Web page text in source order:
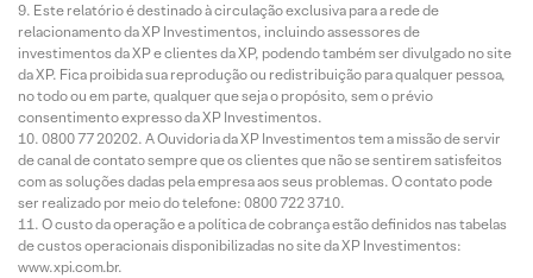
Este relatório é destinado à circulação exclusiva para a rede de
relacionamento da XP Investimentos, incluindo assessores de
investimentos da XP e clientes da XP, podendo também ser divulgado no site
da XP. Fica proibida sua reprodução ou redistribuição para qualquer pessoa,
no todo ou em parte, qualquer que seja o propósito, sem o prévio
consentimento expresso da XP Investimentos.
0800 77 20202. A Ouvidoria da XP Investimentos tem a missão de servir
de canal de contato sempre que os clientes que não se sentirem satisfeitos
com as soluções dadas pela empresa aos seus problemas. O contato pode
ser realizado por meio do telefone: 0800 722 3710.
O custo da operação e a política de cobrança estão definidos nas tabelas
de custos operacionais disponibilizadas no site da XP Investimentos:
www.xpi.com.br.